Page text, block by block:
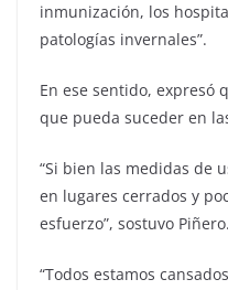
inmunización, los
patologías invernales”.
En ese sentido, expresó
que pueda suceder en
“Si bien las medidas de
en lugares cerrados y
esfuerzo”, sostuvo Piñero.
“Todos estamos